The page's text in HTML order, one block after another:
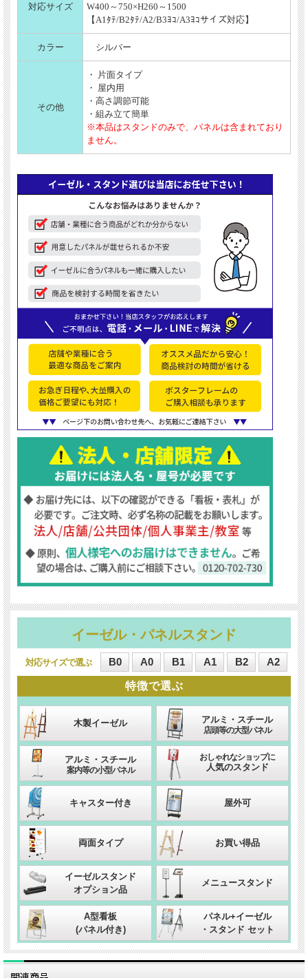
対応サイズ
W400～750×H260～1500
【A1ﾀﾃ/B2ﾀﾃ/A2/B3ﾖｺ/A3ﾖｺサイズ対応】
カラー シルバー
その他
・ 片面タイプ
・ 屋内用
・高さ調節可能
・組み立て簡単
※本品はスタンドのみで、パネルは含まれており
ません。
イーゼル・パネルスタンド
対応サイズ B0 A0 B1 A1 B2 A2
特徴
木製イーゼル アルミ・スチール
店頭等の大型パネル
アルミ・スチール
案内等の小型パネル
おしゃれなショップに
人気のスタンド
キャスター付き 屋外可
両面タイプ お買い得品
イーゼルスタンド
オプション品
メニュースタンド
A型看板
(パネル付き)
パネル+イーゼル
・スタンド セット